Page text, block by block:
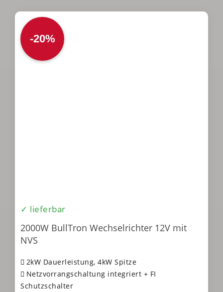
-20%
✓ lieferbar
2000W BullTron Wechselrichter 12V mit
NVS
2kW Dauerleistung, 4kW Spitze
Netzvorrangschaltung integriert + FI
Schutzschalter